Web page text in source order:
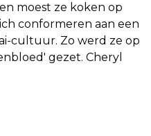
moest ze koken op
conformeren aan een
cultuur. Zo werd ze op
gezet. Cheryl